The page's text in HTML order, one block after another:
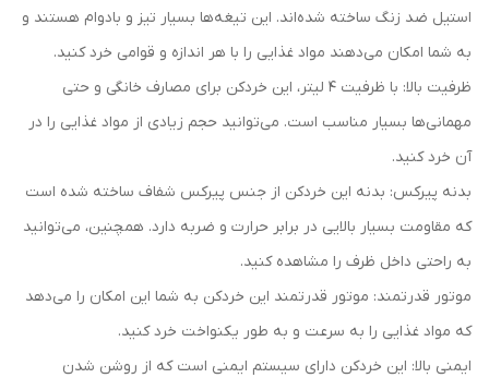
استیل ضد زنگ ساخته شده‌اند. این تیغه‌ها بسیار تیز و بادوام هستند و
به شما امکان می‌دهند مواد غذایی را با هر اندازه و قوامی خرد کنید.
ظرفیت بالا: با ظرفیت 4 لیتر، این خردکن برای مصارف خانگی و حتی
مهمانی‌ها بسیار مناسب است. می‌توانید حجم زیادی از مواد غذایی را در
آن خرد کنید.
بدنه پیرکس: بدنه این خردکن از جنس پیرکس شفاف ساخته شده است
که مقاومت بسیار بالایی در برابر حرارت و ضربه دارد. همچنین، می‌توانید
به راحتی داخل ظرف را مشاهده کنید.
موتور قدرتمند: موتور قدرتمند این خردکن به شما این امکان را می‌دهد
که مواد غذایی را به سرعت و به طور یکنواخت خرد کنید.
ایمنی بالا: این خردکن دارای سیستم ایمنی است که از روشن شدن